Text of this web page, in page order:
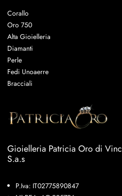
Gioielleria Patricia Oro di
S.a.s
P.Iva: IT02775890847
Corallo
Oro 750
Alta Gioielleria
Diamanti
Perle
Fedi Unoaerre
Bracciali